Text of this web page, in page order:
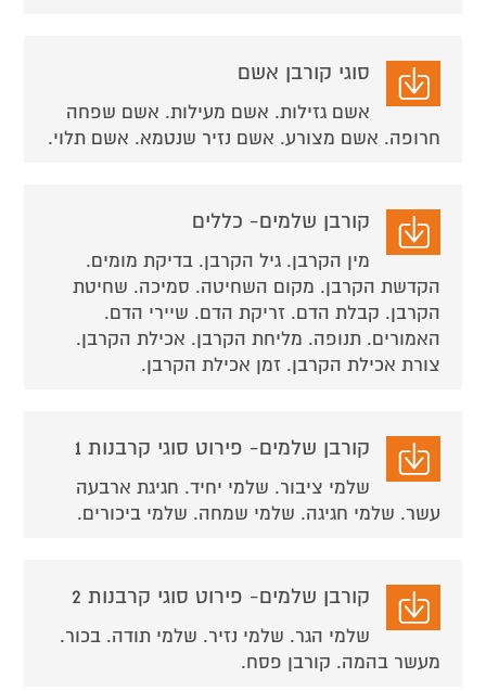
סוגי קורבן אשם
אשם גזילות. אשם מעילות. אשם שפחה
חרופה. אשם מצורע. אשם נזיר שנטמא. אשם תלוי.
קורבן שלמים- כללים
מין הקרבן. גיל הקרבן. בדיקת מומים.
הקדשת הקרבן. מקום השחיטה. סמיכה. שחיטת
הקרבן. קבלת הדם. זריקת הדם. שיירי הדם.
האמורים. תנופה. מליחת הקרבן. אכילת הקרבן.
צורת אכילת הקרבן. זמן אכילת הקרבן.
קורבן שלמים- פירוט סוגי קרבנות 1
שלמי ציבור. שלמי יחיד. חגיגת ארבעה
עשר. שלמי חגיגה. שלמי שמחה. שלמי ביכורים.
קורבן שלמים- פירוט סוגי קרבנות 2
שלמי הגר. שלמי נזיר. שלמי תודה. בכור.
מעשר בהמה. קורבן פסח.